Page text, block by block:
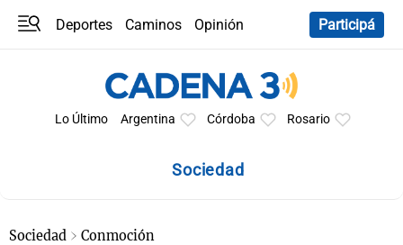
Deportes Caminos
Opinión
Participá
Lo Último Argentina Córdoba Rosario
Sociedad
Sociedad Conmoción